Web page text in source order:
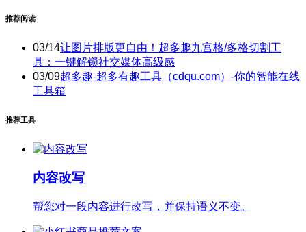
推荐阅读
03/14让图片排版更自由！超多趣九宫格/多格切割工
具：一键解锁社交媒体高级感
03/09超多趣-超多有趣工具（cdqu.com）-你的智能在线
工具箱
推荐工具
内容改写
帮您对一段内容进行改写，并保持语义不变。